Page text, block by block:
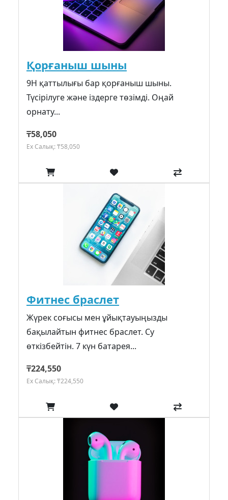
Қорғаныш шыны
9H қаттылығы бар қорғаныш шыны.
Түсірілуге және іздерге төзімді. Оңай
орнату...
₸58,050
Ex Салық: ₸58,050
Фитнес браслет
Жүрек соғысы мен ұйықтауыңызды
бақылайтын фитнес браслет. Су
өткізбейтін. 7 күн батарея...
₸224,550
Ex Салық: ₸224,550